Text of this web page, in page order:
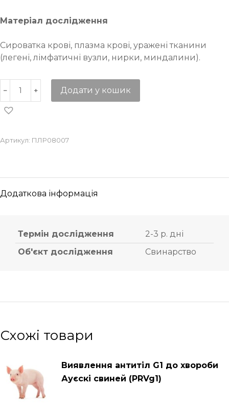
Матеріал дослідження
Сироватка крові, плазма крові, уражені тканини
(легені, лімфатичні вузли, нирки, миндалини).
Додати у кошик
Артикул: ПЛР08007
Додаткова інформація
Термін дослідження
2-3 р. дні
Об'єкт дослідження
Свинарство
Схожі товари
Виявлення антитіл G1 до хвороби
Ауєскі свиней (PRVg1)